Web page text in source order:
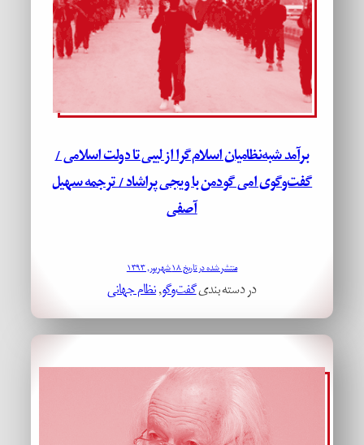
برآمد شبه‌نظامیان اسلام‌گرا از لیبی تا دولت اسلامی /
گفت‌وگوی امی گودمن با ویجی پراشاد / ترجمه سهیل
آصفی
منتشر شده در تاریخ ۱۸ شهریور, ۱۳۹۳
در دسته بندیگفت‌وگو, نظام جهانی